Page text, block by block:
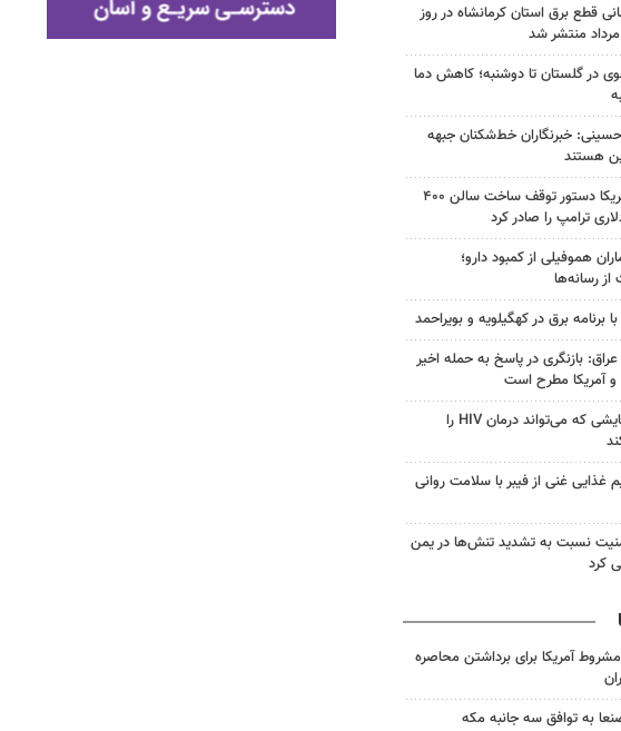
قطع برق استان کرمانشاه در روز
در گلستان تا دوشنبه؛ کاهش دما
حسینی: خبرنگاران خط‌شکنان جبهه
هستند
دادگاه آمریکا دستور توقف ساخت سالن ۴۰۰
ترامپ را صادر کرد
هموفیلی از کمبود دارو؛
رسانه‌ها
برنامه برق در کهگیلویه و بویراحمد
بازنگری در پاسخ به حمله اخیر
و آمریکا مطرح است
قرص آزمایشی که می‌تواند درمان HIV را
غذایی غنی از فیبر با سلامت روانی
نسبت به تشدید تنش‌ها در یمن
کرد
آمریکا برای برداشتن محاصره
به توافق سه جانبه مکه